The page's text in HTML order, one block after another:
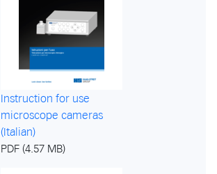
Instruction for use
microscope cameras
(Italian)
PDF (4.57 MB)